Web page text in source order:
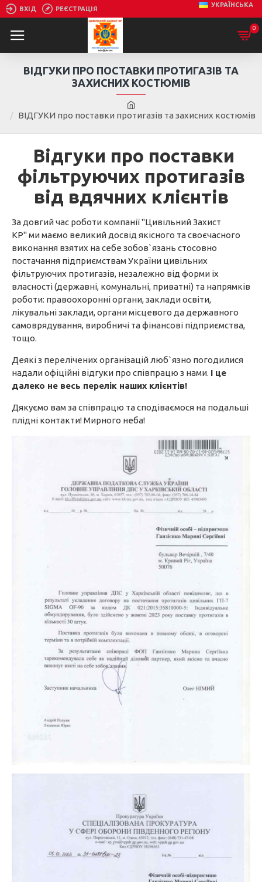
ВХІД РЕЄСТРАЦІЯ
УКРАЇНСЬКА
0
ВІДГУКИ про поставки протигазів та захисних костюмів
ВІДГУКИ ПРО ПОСТАВКИ ПРОТИГАЗІВ ТА
ЗАХИСНИХ КОСТЮМІВ
Відгуки про поставки
фільтруючих протигазів
від вдячних клієнтів
За довгий час роботи компанії "Цивільний Захист
КР" ми маємо великий досвід якісного та своєчасного
виконання взятих на себе зобов`язань стосовно
постачання підприємствам України цивільних
фільтруючих протигазів, незалежно від форми іх
власності (державні, комунальні, приватні) та напрямків
роботи: правоохоронні органи, заклади освіти,
лікувальні заклади, органи місцевого да державного
самоврядування, виробничі та фінансові підприємства,
тощо.
Деякі з перелічених організацій люб`язно погодилися
надали офіційні відгуки про співпрацю з нами. І це
далеко не весь перелік наших клієнтів!
Дякуємо вам за співпрацю та сподіваємося на подальші
плідні контакти! Мирного неба!